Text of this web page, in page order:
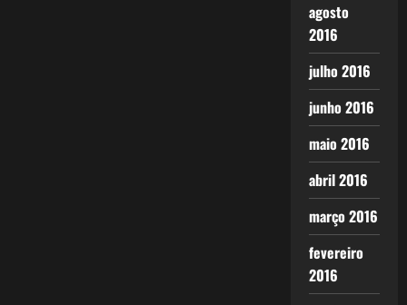
agosto
2016
julho 2016
junho 2016
maio 2016
abril 2016
março 2016
fevereiro
2016